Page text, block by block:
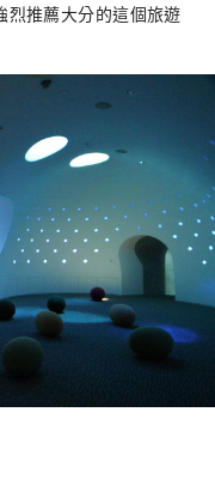
烈推薦大分的這個旅遊